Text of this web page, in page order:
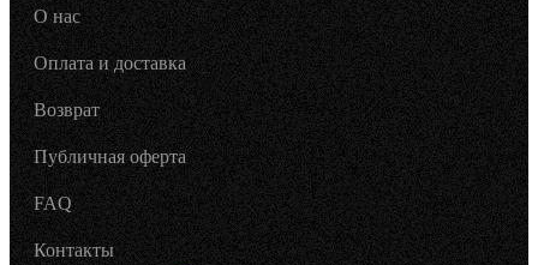
О нас
Оплата и доставка
Возврат
Публичная оферта
FAQ
Контакты